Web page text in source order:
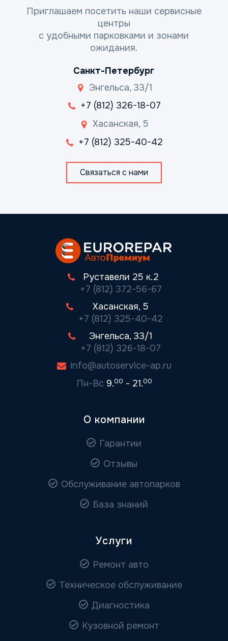
Приглашаем посетить наши сервисные
центры
с удобными парковками и зонами
ожидания.
Санкт-Петербург
Энгельса, 33/1
+7 (812) 326-18-07
Хасанская, 5
+7 (812) 325-40-42
Связаться с нами
Руставели 25 к.2
+7 (812) 372-56-67
Хасанская, 5
+7 (812) 325-40-42
Энгельса, 33/1
+7 (812) 326-18-07
info@autoservice-ap.ru
Пн-Вс 9.00 - 21.00
О компании
Гарантии
Отзывы
Обслуживание автопарков
База знаний
Услуги
Ремонт авто
Техническое обслуживание
Диагностика
Кузовной ремонт